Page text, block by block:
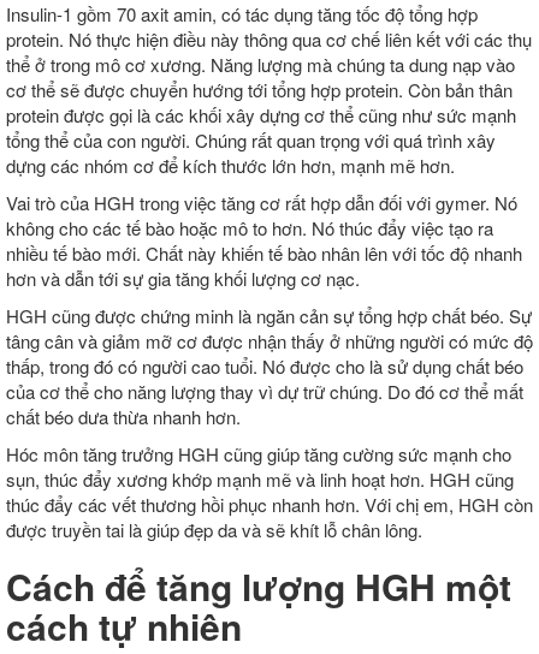
Insulin-1 gồm 70 axit amin, có tác dụng tăng tốc độ tổng hợp
protein. Nó thực hiện điều này thông qua cơ chế liên kết với các thụ
thể ở trong mô cơ xương. Năng lượng mà chúng ta dung nạp vào
cơ thể sẽ được chuyển hướng tới tổng hợp protein. Còn bản thân
protein được gọi là các khối xây dựng cơ thể cũng như sức mạnh
tổng thể của con người. Chúng rất quan trọng với quá trình xây
dựng các nhóm cơ để kích thước lớn hơn, mạnh mẽ hơn.
Vai trò của HGH trong việc tăng cơ rất hợp dẫn đối với gymer. Nó
không cho các tế bào hoặc mô to hơn. Nó thúc đẩy việc tạo ra
nhiều tế bào mới. Chất này khiến tế bào nhân lên với tốc độ nhanh
hơn và dẫn tới sự gia tăng khối lượng cơ nạc.
HGH cũng được chứng minh là ngăn cản sự tổng hợp chất béo. Sự
tâng cân và giảm mỡ cơ được nhận thấy ở những người có mức độ
thấp, trong đó có người cao tuổi. Nó được cho là sử dụng chất béo
của cơ thể cho năng lượng thay vì dự trữ chúng. Do đó cơ thể mất
chất béo dưa thừa nhanh hơn.
Hóc môn tăng trưởng HGH cũng giúp tăng cường sức mạnh cho
sụn, thúc đẩy xương khớp mạnh mẽ và linh hoạt hơn. HGH cũng
thúc đẩy các vết thương hồi phục nhanh hơn. Với chị em, HGH còn
được truyền tai là giúp đẹp da và sẽ khít lỗ chân lông.
Cách để tăng lượng HGH một
cách tự nhiên